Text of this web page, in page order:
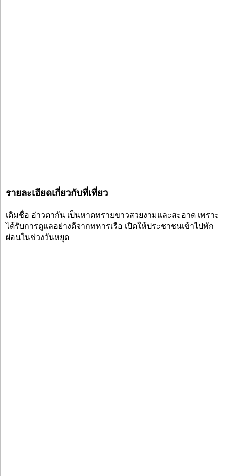
รายละเอียดเกี่ยวกับที่เที่ยว
เดิมชื่อ อ่าวตากัน เป็นหาดทรายขาวสวยงามและสะอาด เพราะ
ได้รับการดูแลอย่างดีจากทหารเรือ เปิดให้ประชาชนเข้าไปพัก
ผ่อนในช่วงวันหยุด